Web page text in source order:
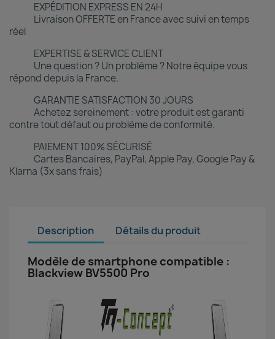
EXPÉDITION EXPRESS EN 24H
Livraison OFFERTE en France avec suivi en temps
réel
EXPERTISE & SERVICE CLIENT
Une question ? Un problème ? Notre équipe vous
répond depuis la France.
GARANTIE SATISFACTION 30 JOURS
Achetez sereinement : votre produit est garanti
contre tout défaut ou problème de conformité.
PAIEMENT 100% SÉCURISÉ
Cartes Bancaires, PayPal, Apple Pay, Google Pay &
Klarna (3x sans frais)
Description Détails du produit
Modèle de smartphone compatible :
Blackview BV5500 Pro